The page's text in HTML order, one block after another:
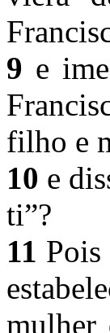
9 e
filho e
10 e
ti”?
11
mulher